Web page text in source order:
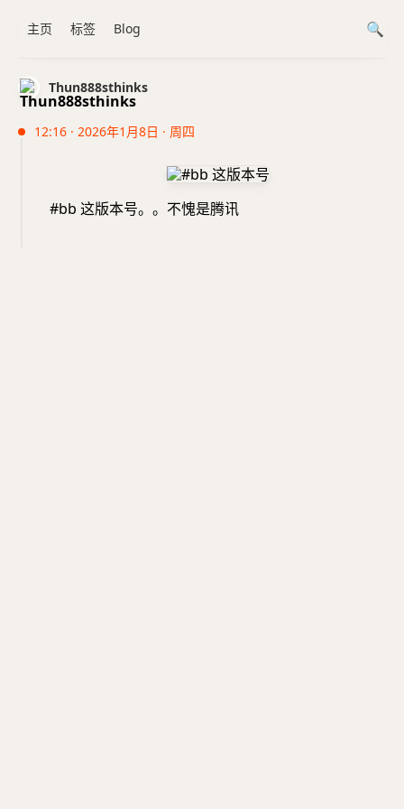
Thun888sthinks
12:16 · 2026年1月8日 · 周四
#bb 这版本号。。不愧是腾讯
主页 标签 Blog